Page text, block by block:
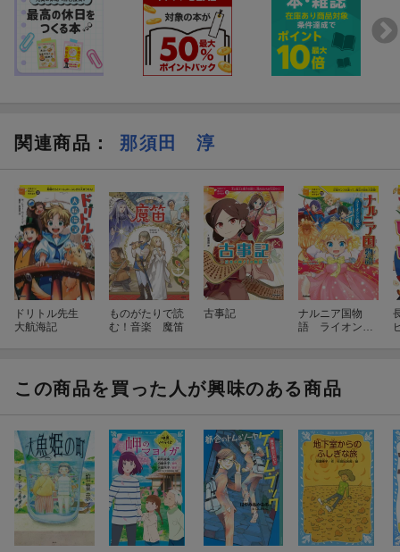
関連商品 ： 那須田 淳
ドリトル先生
大航海記
ものがたりで読
む！音楽 魔笛
古事記
ナルニア国物
語 ライオンと
この商品を買った人が興味のある商品